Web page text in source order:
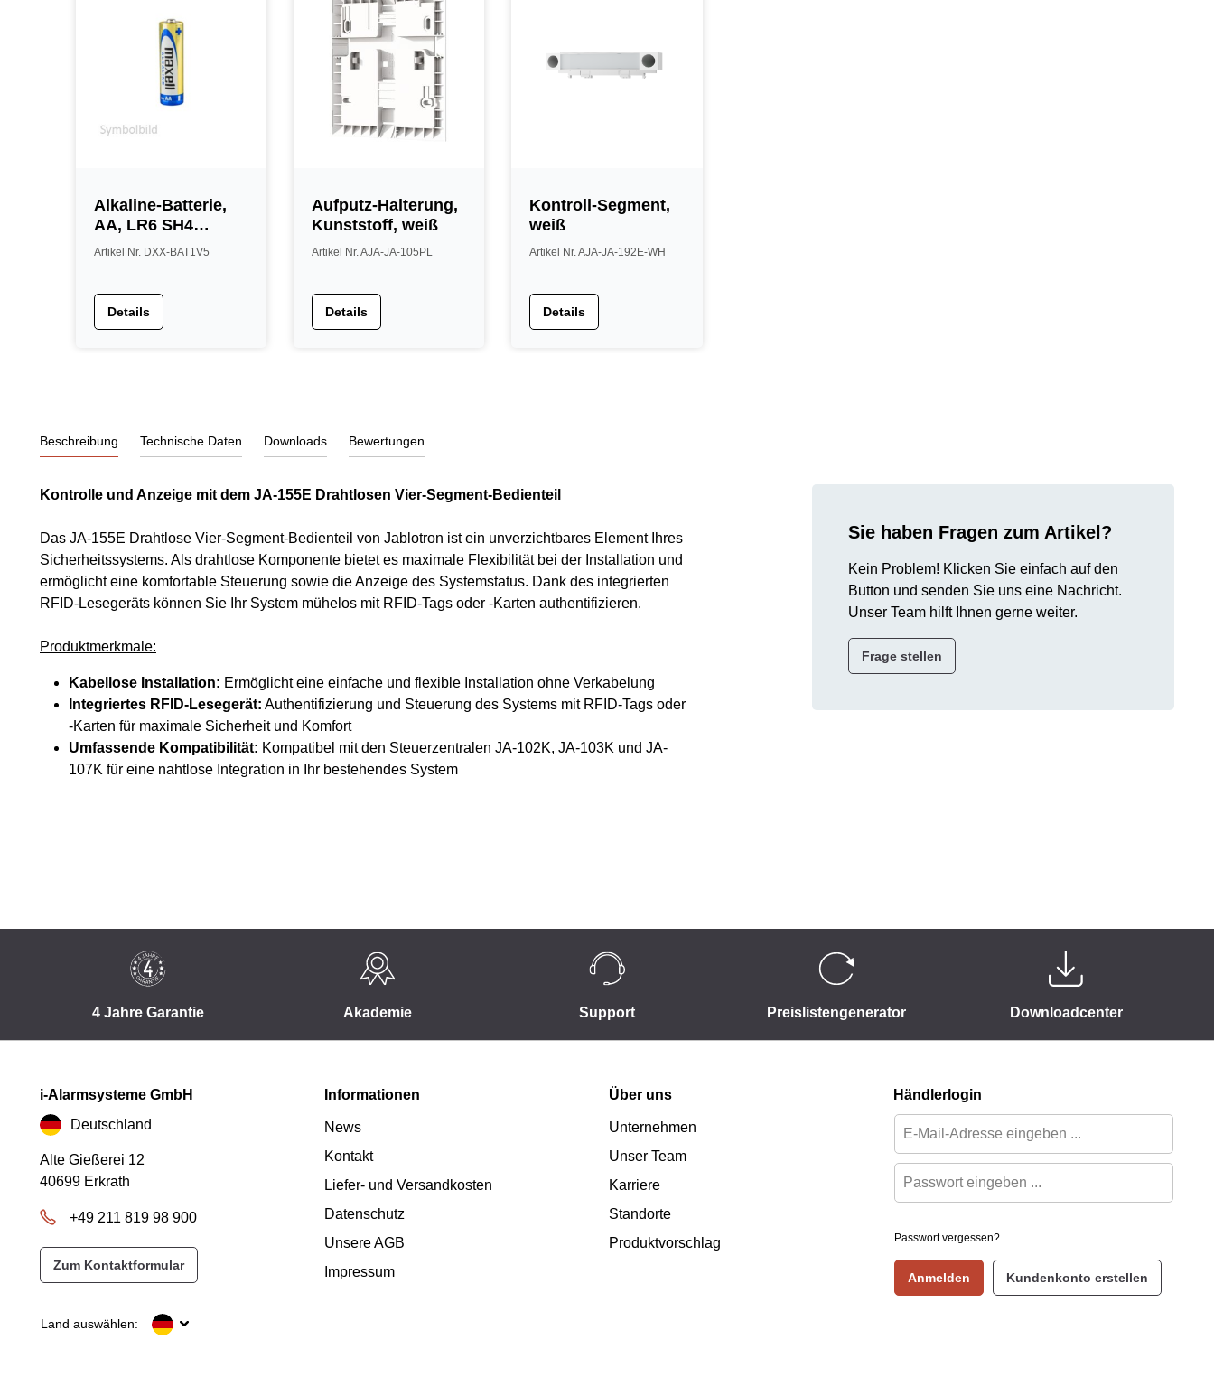
Alkaline-Batterie,
AA, LR6 SH4
Maxell, VE = 4 Stk.
Artikel Nr. DXX-BAT1V5
Details
Aufputz-Halterung,
Kunststoff, weiß
Artikel Nr. AJA-JA-105PL
Details
Kontroll-Segment,
weiß
Artikel Nr. AJA-JA-192E-WH
Details
Beschreibung Technische Daten Downloads Bewertungen
Kontrolle und Anzeige mit dem JA-155E Drahtlosen Vier-Segment-Bedienteil
Das JA-155E Drahtlose Vier-Segment-Bedienteil von Jablotron ist ein unverzichtbares Element Ihres
Sicherheitssystems. Als drahtlose Komponente bietet es maximale Flexibilität bei der Installation und
ermöglicht eine komfortable Steuerung sowie die Anzeige des Systemstatus. Dank des integrierten
RFID-Lesegeräts können Sie Ihr System mühelos mit RFID-Tags oder -Karten authentifizieren.
Produktmerkmale:
Kabellose Installation: Ermöglicht eine einfache und flexible Installation ohne Verkabelung
Integriertes RFID-Lesegerät: Authentifizierung und Steuerung des Systems mit RFID-Tags oder
-Karten für maximale Sicherheit und Komfort
Umfassende Kompatibilität: Kompatibel mit den Steuerzentralen JA-102K, JA-103K und JA-
107K für eine nahtlose Integration in Ihr bestehendes System
Sie haben Fragen zum Artikel?
Kein Problem! Klicken Sie einfach auf den
Button und senden Sie uns eine Nachricht.
Unser Team hilft Ihnen gerne weiter.
Frage stellen
4 Jahre Garantie Akademie Support Preislistengenerator Downloadcenter
i-Alarmsysteme GmbH
Deutschland
Alte Gießerei 12
40699 Erkrath
+49 211 819 98 900
Zum Kontaktformular
Land auswählen:
Informationen
News
Kontakt
Liefer- und Versandkosten
Datenschutz
Unsere AGB
Impressum
Über uns
Unternehmen
Unser Team
Karriere
Standorte
Produktvorschlag
Händlerlogin
Passwort vergessen?
Anmelden Kundenkonto erstellen